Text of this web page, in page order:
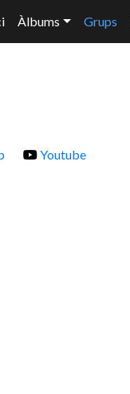
Àlbums Grups
Youtube